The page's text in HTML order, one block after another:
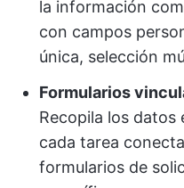
la información
con campos
única, selección
Formularios
Recopila los datos
cada tarea
formularios de